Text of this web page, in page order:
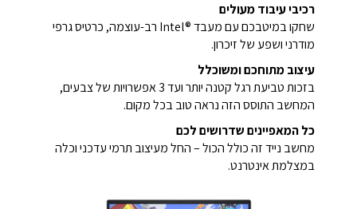
רכיבי עיבוד מעולים
שחקו במיטבכם עם מעבד Intel®‎ רב-עוצמה, כרטיס גרפי
מודרני ושפע של זיכרון.
עיצוב מתוחכם ומשוכלל
בזכות טביעת רגל קטנה יותר ועד 3 אפשרויות של צבעים,
המחשב התוסס הזה נראה טוב בכל מקום.
כל המאפיינים שדרושים לכם
מחשב נייד זה כולל הכול – החל מעיצוב תרמי עדכני וכלה
במצלמת אינטרנט.